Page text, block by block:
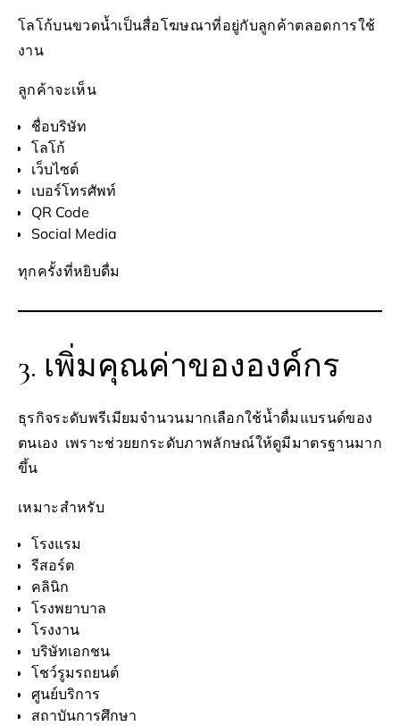
โลโก้บนขวดน้ำเป็นสื่อโฆษณาที่อยู่กับลูกค้าตลอดการใช้
งาน
ลูกค้าจะเห็น
ชื่อบริษัท
โลโก้
เว็บไซต์
เบอร์โทรศัพท์
QR Code
Social Media
ทุกครั้งที่หยิบดื่ม
3. เพิ่มคุณค่าขององค์กร
ธุรกิจระดับพรีเมียมจำนวนมากเลือกใช้น้ำดื่มแบรนด์ของ
ตนเอง เพราะช่วยยกระดับภาพลักษณ์ให้ดูมีมาตรฐานมาก
ขึ้น
เหมาะสำหรับ
โรงแรม
รีสอร์ต
คลินิก
โรงพยาบาล
โรงงาน
บริษัทเอกชน
โชว์รูมรถยนต์
ศูนย์บริการ
สถาบันการศึกษา